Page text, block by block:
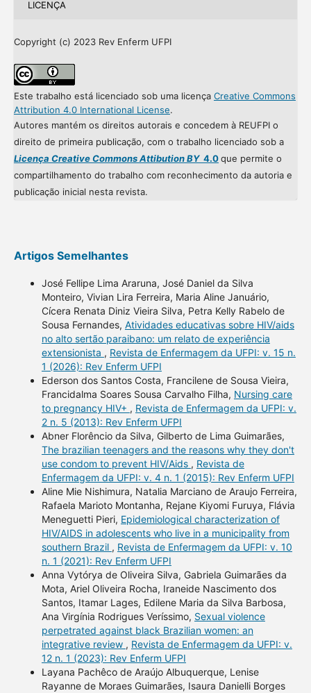
LICENÇA
Copyright (c) 2023 Rev Enferm UFPI
Este trabalho está licenciado sob uma licença Creative Commons
Attribution 4.0 International License.
Autores mantém os direitos autorais e concedem à REUFPI o
direito de primeira publicação, com o trabalho licenciado sob a
Licença Creative Commons Attibution BY4.0que permite o
compartilhamento do trabalho com reconhecimento da autoria e
publicação inicial nesta revista.
Artigos Semelhantes
José Fellipe Lima Araruna, José Daniel da Silva
Monteiro, Vivian Lira Ferreira, Maria Aline Januário,
Cícera Renata Diniz Vieira Silva, Petra Kelly Rabelo de
Sousa Fernandes, Atividades educativas sobre HIV/aids
no alto sertão paraibano: um relato de experiência
extensionista , Revista de Enfermagem da UFPI: v. 15 n.
1 (2026): Rev Enferm UFPI
Ederson dos Santos Costa, Francilene de Sousa Vieira,
Francidalma Soares Sousa Carvalho Filha, Nursing care
to pregnancy HIV+ , Revista de Enfermagem da UFPI: v.
2 n. 5 (2013): Rev Enferm UFPI
Abner Florêncio da Silva, Gilberto de Lima Guimarães,
The brazilian teenagers and the reasons why they don't
use condom to prevent HIV/Aids , Revista de
Enfermagem da UFPI: v. 4 n. 1 (2015): Rev Enferm UFPI
Aline Mie Nishimura, Natalia Marciano de Araujo Ferreira,
Rafaela Marioto Montanha, Rejane Kiyomi Furuya, Flávia
Meneguetti Pieri, Epidemiological characterization of
HIV/AIDS in adolescents who live in a municipality from
southern Brazil , Revista de Enfermagem da UFPI: v. 10
n. 1 (2021): Rev Enferm UFPI
Anna Vytórya de Oliveira Silva, Gabriela Guimarães da
Mota, Ariel Oliveira Rocha, Iraneide Nascimento dos
Santos, Itamar Lages, Edilene Maria da Silva Barbosa,
Ana Virgínia Rodrigues Veríssimo, Sexual violence
perpetrated against black Brazilian women: an
integrative review , Revista de Enfermagem da UFPI: v.
12 n. 1 (2023): Rev Enferm UFPI
Layana Pachêco de Araújo Albuquerque, Lenise
Rayanne de Moraes Guimarães, Isaura Danielli Borges